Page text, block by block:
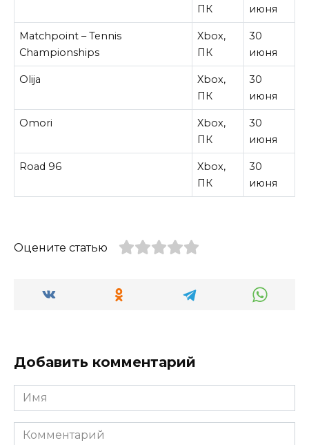
ПК
июня
Matchpoint – Tennis
Championships
Xbox,
ПК
30
июня
Olija
Xbox,
ПК
30
июня
Omori
Xbox,
ПК
30
июня
Road 96
Xbox,
ПК
30
июня
Оцените статью
Добавить комментарий
Имя
Комментарий